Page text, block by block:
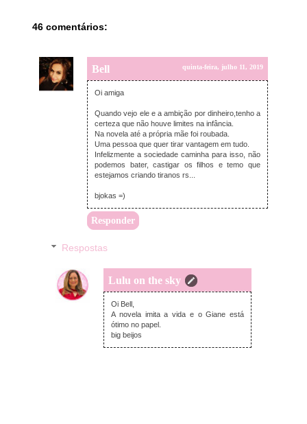
46 comentários:
Bell quinta-feira, julho 11, 2019
Oi amiga
Quando vejo ele e a ambição por dinheiro,tenho a
certeza que não houve limites na infância.
Na novela até a própria mãe foi roubada.
Uma pessoa que quer tirar vantagem em tudo.
Infelizmente a sociedade caminha para isso, não
podemos bater, castigar os filhos e temo que
estejamos criando tiranos rs...
bjokas =)
Responder
Respostas
Lulu on the sky
domingo, julho 14, 2019
Oi Bell,
A novela imita a vida e o Giane está
ótimo no papel.
big beijos